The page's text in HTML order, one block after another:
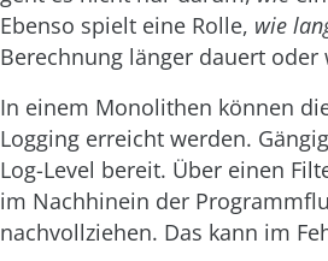
Ebenso spielt eine Rolle, wie
Berechnung länger dauert
In einem Monolithen können
Logging erreicht werden.
Log-Level bereit. Über einen
im Nachhinein der
nachvollziehen. Das kann im